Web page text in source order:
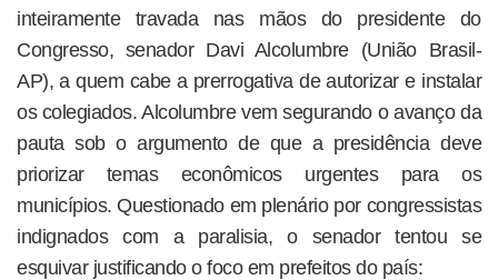
inteiramente travada nas mãos do presidente do
Congresso, senador Davi Alcolumbre (União Brasil-
AP), a quem cabe a prerrogativa de autorizar e instalar
os colegiados. Alcolumbre vem segurando o avanço da
pauta sob o argumento de que a presidência deve
priorizar temas econômicos urgentes para os
municípios. Questionado em plenário por congressistas
indignados com a paralisia, o senador tentou se
esquivar justificando o foco em prefeitos do país: